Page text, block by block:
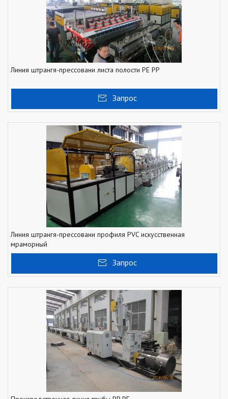
Линия штрангя-прессовани листа полости PE PP
Запрос
Линия штрангя-прессовани профиля PVC искусственная
мраморный
Запрос